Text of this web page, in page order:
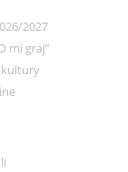
2027
mi graj”